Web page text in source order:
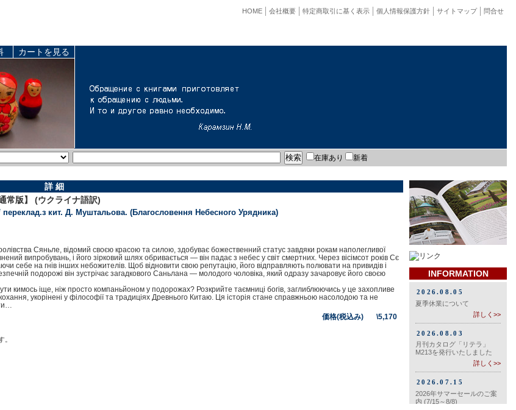
問合せ
サイトマップ
個人情報保護方針
特定商取引に基く表示
会社概要
HOME
カートを見る
在庫あり 新着
詳 細
版】 (ウクライナ語訳)
кит. Д. Муштальова. (Благословення Небесного Урядника)
Сяньле, відомий своєю красою та силою, здобуває божественний статус завдяки рокам наполегливої
випробувань, і його зірковий шлях обривається — він падає з небес у світ смертних. Через вісімсот років Сє
себе на гнів інших небожителів. Щоб відновити свою репутацію, його відправляють полювати на привидів і
подорожі він зустрічає загадкового Саньлана — молодого чоловіка, який одразу зачаровує його своєю
кимось іще, ніж просто компаньйоном у подорожах? Розкрийте таємниці богів, заглиблюючись у це захопливе
укорінені у філософії та традиціях Древнього Китаю. Ця історія стане справжньою насолодою та не
価格(税込み) \5,170
。
INFORMATION